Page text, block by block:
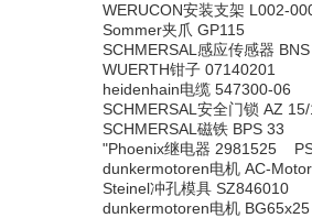
WERUCON安装支架 L002-
Sommer夹爪 GP115
SCHMERSAL感应传感器
WUERTH钳子 07140201
heidenhain电缆 547300-06
SCHMERSAL安全门锁 AZ
SCHMERSAL磁铁 BPS 33
"Phoenix继电器 2981525
dunkermotoren电机 AC-
Steinel冲孔模具 SZ846010
dunkermotoren电机